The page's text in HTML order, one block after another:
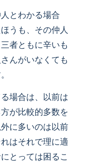
とわかる場合
うも、その仲人
者ともに辛いも
んがいなくても
場合は、以前は
が比較的多数を
に多いのは以前
はそれで理に適
とっては困るこ